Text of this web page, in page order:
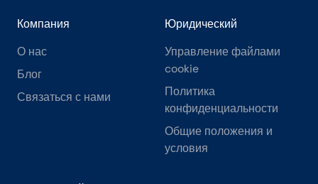
Компания
О нас
Блог
Связаться с нами
Юридический
Управление файлами
cookie
Политика
конфиденциальности
Общие положения и
условия